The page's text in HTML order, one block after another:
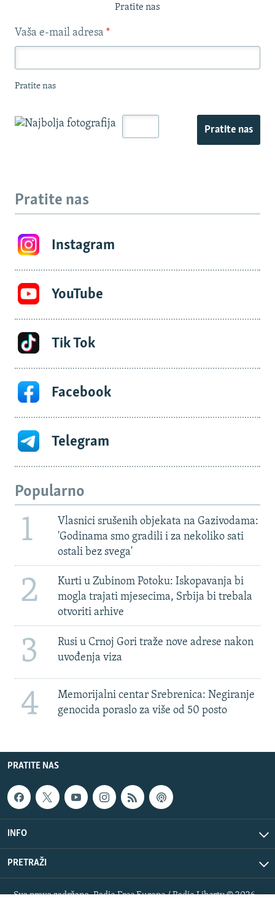
Pratite nas
Vaša e-mail adresa *
Pratite nas
Pratite nas
Pratite nas
Instagram
YouTube
Tik Tok
Facebook
Telegram
Popularno
1
Vlasnici srušenih objekata na Gazivodama:
'Godinama smo gradili i za nekoliko sati
ostali bez svega'
2
Kurti u Zubinom Potoku: Iskopavanja bi
mogla trajati mjesecima, Srbija bi trebala
otvoriti arhive
3
Rusi u Crnoj Gori traže nove adrese nakon
uvođenja viza
4
Memorijalni centar Srebrenica: Negiranje
genocida poraslo za više od 50 posto
PRATITE NAS
INFO
PRETRAŽI
Sva prava zadržana. Radio Free Europe / Radio Liberty © 2026